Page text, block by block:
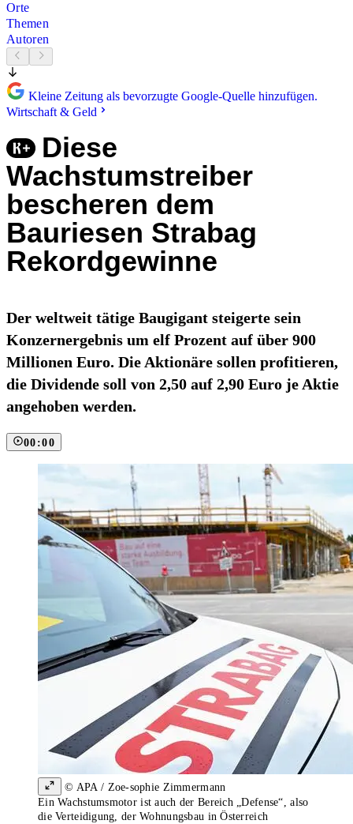
Orte
Themen
Autoren
Kleine Zeitung als bevorzugte Google-Quelle hinzufügen.
Wirtschaft & Geld
Diese
Wachstumstreiber
bescheren dem
Bauriesen Strabag
Rekordgewinne
Der weltweit tätige Baugigant steigerte sein
Konzernergebnis um elf Prozent auf über 900
Millionen Euro. Die Aktionäre sollen profitieren,
die Dividende soll von 2,50 auf 2,90 Euro je Aktie
angehoben werden.
00:00
© APA / Zoe-sophie Zimmermann
Ein Wachstumsmotor ist auch der Bereich „Defense“, also
die Verteidigung, der Wohnungsbau in Österreich